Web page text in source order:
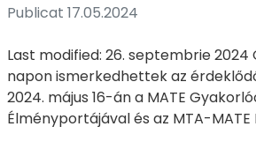
Publicat 17.05.2024
Last modified: 26. septembrie
napon ismerkedhettek az
2024. május 16-án a MATE
Élményportájával és az MTA-